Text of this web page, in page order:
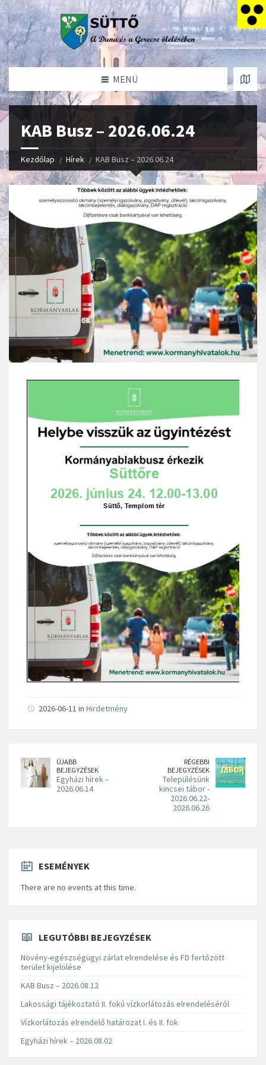
MENÜ
KAB Busz – 2026.06.24
Kezdőlap Hírek KAB Busz – 2026.06.24
2026-06-11 in Hirdetmény
ÚJABB
BEJEGYZÉSEK
Egyházi hírek –
2026.06.14
RÉGEBBI
BEJEGYZÉSEK
Településünk
kincsei tábor -
2026.06.22-
2026.06.26
ESEMÉNYEK
There are no events at this time.
LEGUTÓBBI BEJEGYZÉSEK
Növény-egészségügyi zárlat elrendelése és FD fertőzött
terület kijelölése
KAB Busz – 2026.08.12
Lakossági tájékoztató II. fokú vízkorlátozás elrendeléséről
Vízkorlátozás elrendelő határozat I. és II. fok
Egyházi hírek – 2026.08.02